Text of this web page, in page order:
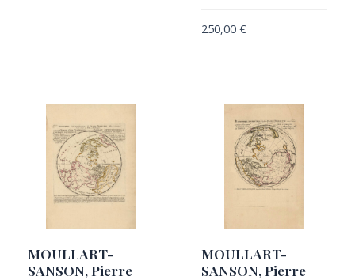
250,00 €
MOULLART-
SANSON, Pierre
MOULLART-
SANSON, Pierre